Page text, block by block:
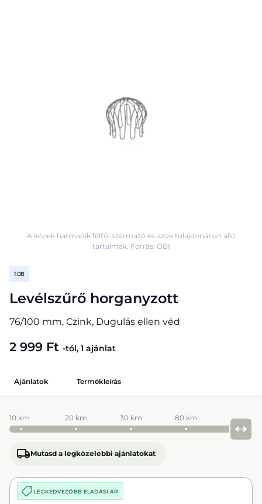
1 DB
Levélszűrő horganyzott
76/100 mm, Czink, Dugulás ellen véd
2 999 Ft -tól, 1 ajánlat
A képek harmadik féltől származó és azok tulajdonában álló
tartalmak. Forrás: OBI
Ajánlatok Termékleírás
10 km 20 km 30 km 80 km
Mutasd a legközelebbi ajánlatokat
LEGKEDVEZŐBB ELADÁSI ÁR